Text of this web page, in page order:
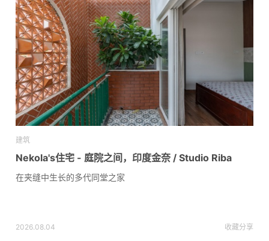
建筑
Nekola's住宅 - 庭院之间，印度金奈 / Studio Riba
在夹缝中生长的多代同堂之家
2026.08.04 收藏分享